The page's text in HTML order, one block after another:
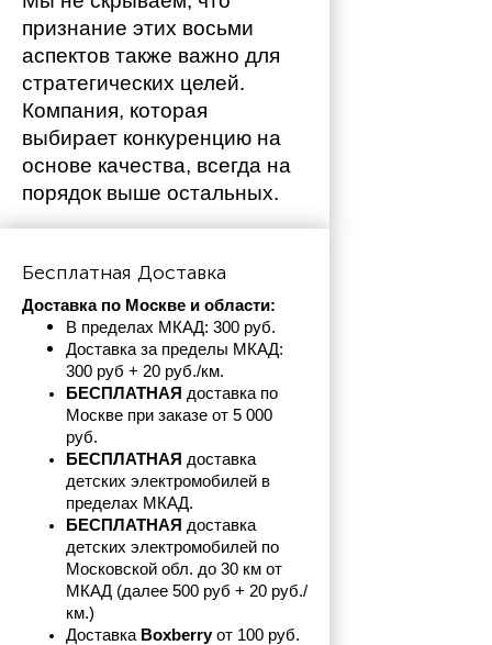
признание этих восьми
аспектов также важно для
стратегических целей.
Компания, которая
выбирает конкуренцию на
основе качества, всегда на
порядок выше остальных.
Бесплатная Доставка
Доставка по Москве и области:
В пределах МКАД: 300 руб.
Доставка за пределы МКАД:
300 руб + 20 руб./км.
БЕСПЛАТНАЯ доставка по
Москве при заказе от 5 000
руб.
БЕСПЛАТНАЯ доставка
детских электромобилей в
пределах МКАД.
БЕСПЛАТНАЯ доставка
детских электромобилей по
Московской обл. до 30 км от
МКАД (далее 500 руб + 20 руб./
км.)
Доставка Boxberry от 100 руб.